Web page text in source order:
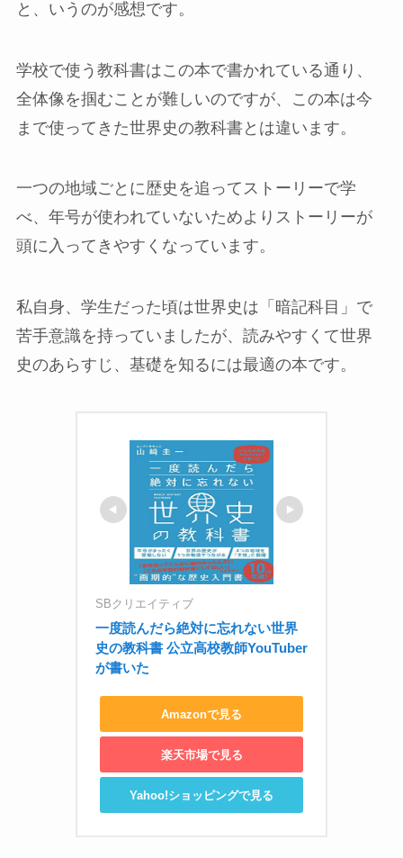
と、いうのが感想です。
学校で使う教科書はこの本で書かれている通り、
全体像を掴むことが難しいのですが、この本は今
まで使ってきた世界史の教科書とは違います。
一つの地域ごとに歴史を追ってストーリーで学
べ、年号が使われていないためよりストーリーが
頭に入ってきやすくなっています。
私自身、学生だった頃は世界史は「暗記科目」で
苦手意識を持っていましたが、読みやすくて世界
史のあらすじ、基礎を知るには最適の本です。
SBクリエイティブ
一度読んだら絶対に忘れない世界
史の教科書 公立高校教師YouTuber
が書いた
Amazonで見る
楽天市場で見る
Yahoo!ショッピングで見る